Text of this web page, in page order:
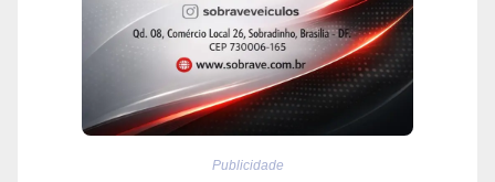
Publicidade